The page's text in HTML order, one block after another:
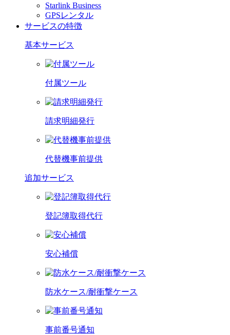
Starlink Business
GPSレンタル
サービスの特徴
基本サービス
付属ツール
請求明細発行
代替機事前提供
追加サービス
登記簿取得代行
安心補償
防水ケース/耐衝撃ケース
事前番号通知